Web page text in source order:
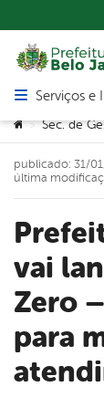
Abrir menu
Serviços e
Você está aqui:
>
Prefeitura de Belo Jardim
vai
Zero
para
publicado: 31/
última